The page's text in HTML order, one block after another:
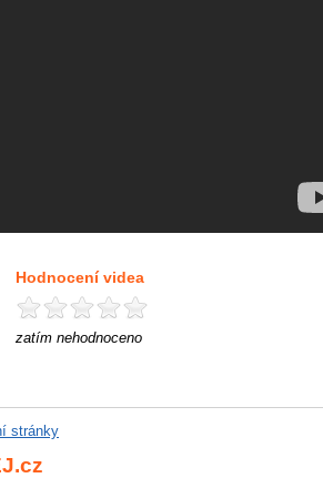
Hodnocení videa
zatím nehodnoceno
stránky